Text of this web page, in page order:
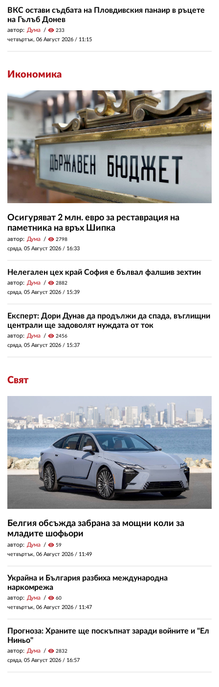
ВКС остави съдбата на Пловдивския панаир в ръцете
на Гълъб Донев
автор: Дума visibility 233
четвъртък, 06 Август 2026 / 11:15
Икономика
Осигуряват 2 млн. евро за реставрация на
паметника на връх Шипка
автор: Дума visibility 2798
сряда, 05 Август 2026 / 16:33
Нелегален цех край София е бълвал фалшив зехтин
автор: Дума visibility 2882
сряда, 05 Август 2026 / 15:39
Експерт: Дори Дунав да продължи да спада, въглищни
централи ще задоволят нуждата от ток
автор: Дума visibility 2456
сряда, 05 Август 2026 / 15:37
Свят
Белгия обсъжда забрана за мощни коли за
младите шофьори
автор: Дума visibility 59
четвъртък, 06 Август 2026 / 11:49
Украйна и България разбиха международна
наркомрежа
автор: Дума visibility 60
четвъртък, 06 Август 2026 / 11:47
Прогноза: Храните ще поскъпнат заради войните и "Ел
Ниньо"
автор: Дума visibility 2832
сряда, 05 Август 2026 / 16:57